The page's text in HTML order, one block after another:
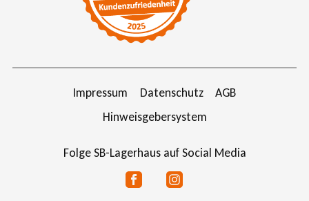
Impressum Datenschutz
AGB
Hinweisgebersystem
Folge SB-Lagerhaus auf Social Media